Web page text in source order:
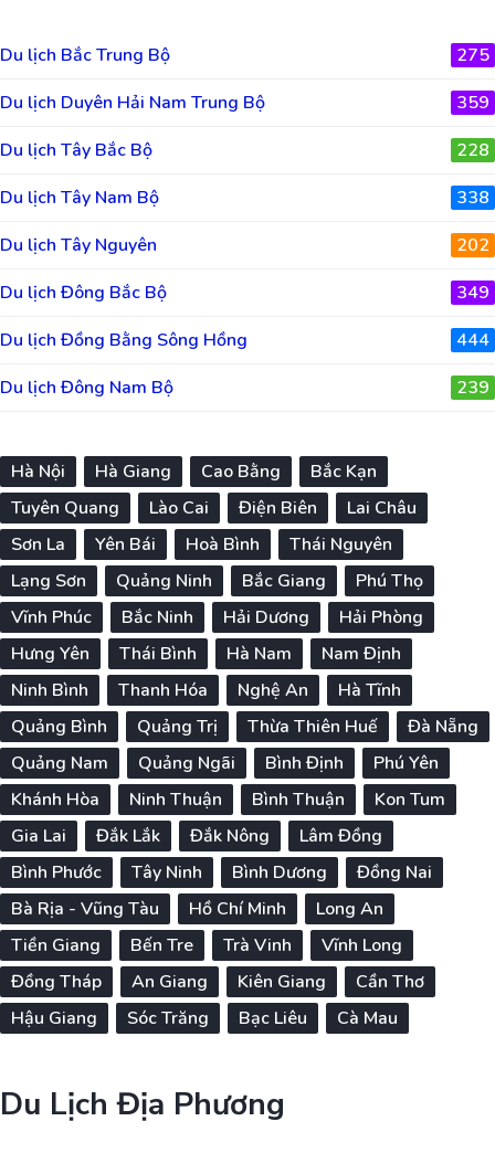
Du lịch Bắc Trung Bộ
275
Du lịch Duyên Hải Nam Trung Bộ
359
Du lịch Tây Bắc Bộ
228
Du lịch Tây Nam Bộ
338
Du lịch Tây Nguyên
202
Du lịch Đông Bắc Bộ
349
Du lịch Đồng Bằng Sông Hồng
444
Du lịch Đông Nam Bộ
239
Hà Nội Hà Giang Cao Bằng
Bắc Kạn
Tuyên Quang
Lào Cai Điện Biên
Lai Châu
Sơn La
Yên Bái Hoà Bình
Thái Nguyên
Lạng Sơn
Quảng Ninh Bắc Giang
Phú Thọ
Vĩnh Phúc
Bắc Ninh Hải Dương
Hải Phòng
Hưng Yên
Thái Bình Hà Nam
Nam Định
Ninh Bình
Thanh Hóa Nghệ An
Hà Tĩnh
Quảng Bình
Quảng Trị Thừa Thiên Huế
Đà Nẵng
Quảng Nam
Quảng Ngãi Bình Định
Phú Yên
Khánh Hòa
Ninh Thuận Bình Thuận
Kon Tum
Gia Lai
Đắk Lắk Đắk Nông
Lâm Đồng
Bình Phước
Tây Ninh Bình Dương
Đồng Nai
Bà Rịa - Vũng Tàu
Hồ Chí Minh
Long An
Tiền Giang
Bến Tre Trà Vinh
Vĩnh Long
Đồng Tháp
An Giang Kiên Giang
Cần Thơ
Hậu Giang
Sóc Trăng Bạc Liêu Cà Mau
Du Lịch Địa Phương